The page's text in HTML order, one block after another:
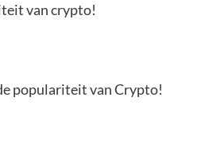
van crypto!
populariteit van Crypto!